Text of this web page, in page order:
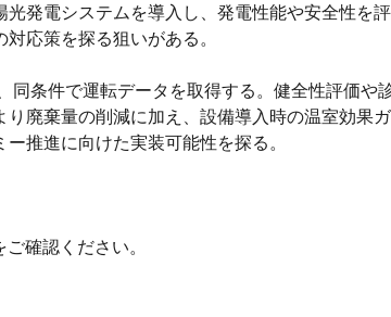
発電システムを導入し、発電性能や安全性を
応策を探る狙いがある。
条件で運転データを取得する。健全性評価や
廃棄量の削減に加え、設備導入時の温室効果
推進に向けた実装可能性を探る。
確認ください。